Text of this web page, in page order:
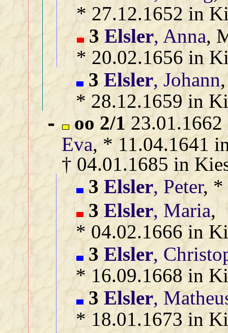
* 27.12.1652 in
3 Elsler, Anna,
* 20.02.1656 in
3 Elsler, Johann,
* 28.12.1659 in
- oo 2/1
Eva, * 11.04.1641
† 04.01.1685 in
3 Elsler, Peter, *
3 Elsler, Maria,
* 04.02.1666 in
3 Elsler,
* 16.09.1668 in
3 Elsler,
* 18.01.1673 in